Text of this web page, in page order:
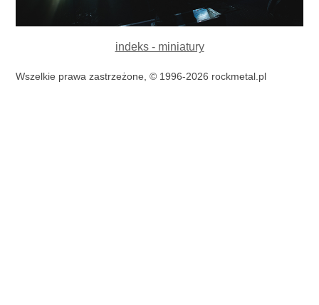
indeks - miniatury
Wszelkie prawa zastrzeżone, © 1996-2026 rockmetal.pl